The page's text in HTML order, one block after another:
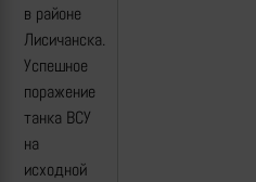
в районе
Лисичанска.
Успешное
поражение
танка ВСУ
на
исходной